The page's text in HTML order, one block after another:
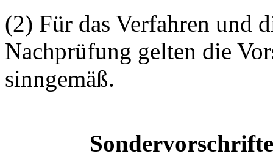
(2) Für das Verfahren und
Nachprüfung gelten die
sinngemäß.